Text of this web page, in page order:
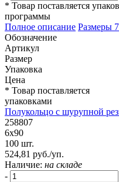
* Товар поставляется
программы
Полное описание Размеры
Обозначение
Артикул
Размер
Упаковка
Цена
* Товар поставляется
упаковками
Полукольцо с шурупной
258807
6х90
100 шт.
524,81 руб./уп.
Наличие: на складе
-